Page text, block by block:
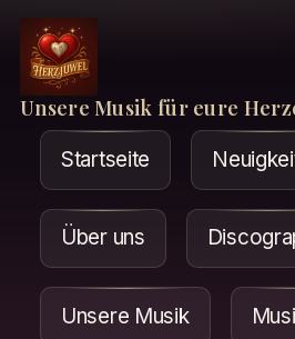
Unsere Musik für eure
Startseite
Über uns
Unsere Musik